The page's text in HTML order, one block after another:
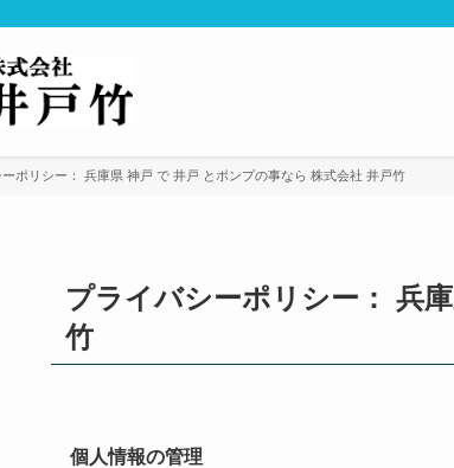
ーポリシー： 兵庫県 神戸 で 井戸 とポンプの事なら 株式会社 井戸竹
プライバシーポリシー： 兵
竹
個人情報の管理